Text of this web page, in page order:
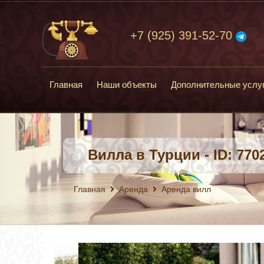
+7 (925) 391-52-70
Главная Наши объекты Дополнительные
Вилла в Турции - ID:
Главная Аренда Аренда вилл